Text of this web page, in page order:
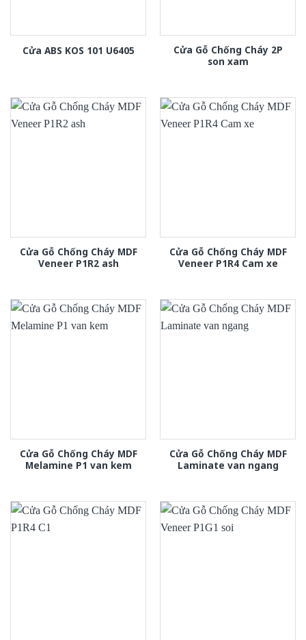
Cửa ABS KOS 101 U6405
Cửa Gỗ Chống Cháy 2P
son xam
Cửa Gỗ Chống Cháy MDF
Veneer P1R2 ash
Cửa Gỗ Chống Cháy MDF
Veneer P1R4 Cam xe
Cửa Gỗ Chống Cháy MDF
Melamine P1 van kem
Cửa Gỗ Chống Cháy MDF
Laminate van ngang